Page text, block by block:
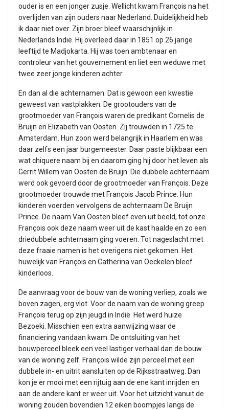
ouder is en een jonger zusje. Wellicht kwam François na het
overlijden van zijn ouders naar Nederland. Duidelijkheid heb
ik daar niet over. Zijn broer bleef waarschijnlijk in
Nederlands Indië. Hij overleed daar in 1851 op 26 jarige
leeftijd te Madjokarta. Hij was toen ambtenaar en
controleur van het gouvernement en liet een weduwe met
twee zeer jonge kinderen achter.
En dan al die achternamen. Dat is gewoon een kwestie
geweest van vastplakken. De grootouders van de
grootmoeder van François waren de predikant Cornelis de
Bruijn en Elizabeth van Oosten. Zij trouwden in 1725 te
Amsterdam. Hun zoon werd belangrijk in Haarlem en was
daar zelfs een jaar burgemeester. Daar paste blijkbaar een
wat chiquere naam bij en daarom ging hij door het leven als
Gerrit Willem van Oosten de Bruijn. Die dubbele achternaam
werd ook gevoerd door de grootmoeder van François. Deze
grootmoeder trouwde met François Jacob Prince. Hun
kinderen voerden vervolgens de achternaam De Bruijn
Prince. De naam Van Oosten bleef even uit beeld, tot onze
François ook deze naam weer uit de kast haalde en zo een
driedubbele achternaam ging voeren. Tot nageslacht met
deze fraaie namen is het overigens niet gekomen. Het
huwelijk van François en Catherina van Oeckelen bleef
kinderloos.
De aanvraag voor de bouw van de woning verliep, zoals we
boven zagen, erg vlot. Voor de naam van de woning greep
François terug op zijn jeugd in Indië. Het werd huize
Bezoeki. Misschien een extra aanwijzing waar de
financiering vandaan kwam. De ontsluiting van het
bouwperceel bleek een veel lastiger verhaal dan de bouw
van de woning zelf. François wilde zijn perceel met een
dubbele in- en uitrit aansluiten op de Rijksstraatweg. Dan
kon je er mooi met een rijtuig aan de ene kant inrijden en
aan de andere kant er weer uit. Voor het uitzicht vanuit de
woning zouden bovendien 12 eiken boompjes langs de